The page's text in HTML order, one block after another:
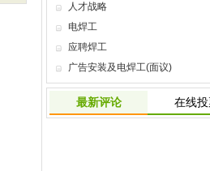
人才战略
电焊工
应聘焊工
广告安装及电焊工(面议)
最新评论 在线